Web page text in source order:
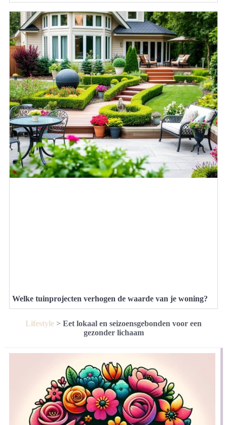
Welke tuinprojecten verhogen de waarde van je woning?
Lifestyle > Eet lokaal en seizoensgebonden voor een
gezonder lichaam